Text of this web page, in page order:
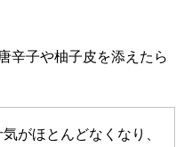
がほとんどなくなり、